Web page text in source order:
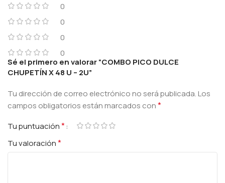
0
0
0
0
Sé el primero en valorar “COMBO PICO DULCE
CHUPETÍN X 48 U – 2U”
Tu dirección de correo electrónico no será publicada.Los
campos obligatorios están marcados con*
Tu puntuación*
Tu valoración*